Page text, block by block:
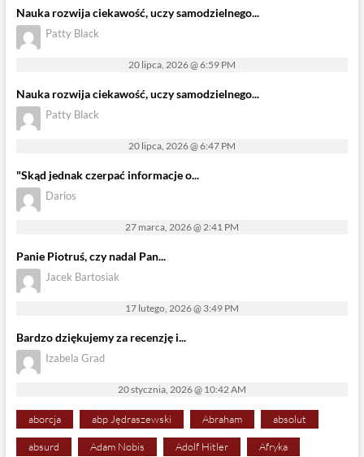
Nauka rozwija ciekawość, uczy samodzielnego...
Patty Black
20 lipca, 2026 @ 6:59 PM
Nauka rozwija ciekawość, uczy samodzielnego...
Patty Black
20 lipca, 2026 @ 6:47 PM
"Skąd jednak czerpać informacje o...
Darios
27 marca, 2026 @ 2:41 PM
Panie Piotruś, czy nadal Pan...
Jacek Bartosiak
17 lutego, 2026 @ 3:49 PM
Bardzo dziękujemy za recenzję i...
Izabela Grad
20 stycznia, 2026 @ 10:42 AM
aborcja abp Jędraszewski Abraham absolut
absurd Adam Nobis Adolf Hitler Afryka